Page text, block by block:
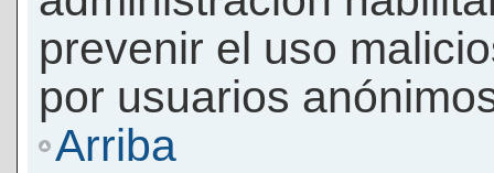
prevenir el uso
por usuarios
Arriba